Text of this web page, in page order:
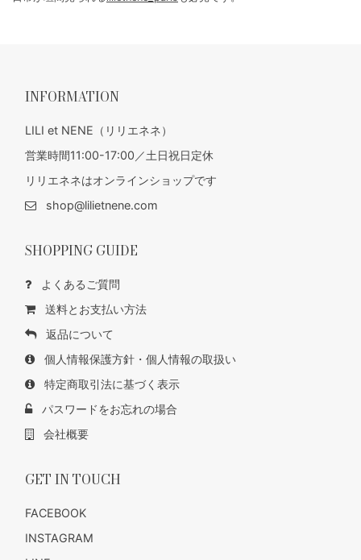
INFORMATION
LILI et NENE（リリエネネ）
営業時間11:00-17:00／土日祝日定休
リリエネネはオンラインショップです
shop@lilietnene.com
SHOPPING GUIDE
よくあるご質問
送料とお支払い方法
返品について
個人情報保護方針・個人情報の取扱い
特定商取引法に基づく表示
パスワードをお忘れの場合
会社概要
GET IN TOUCH
FACEBOOK
INSTAGRAM